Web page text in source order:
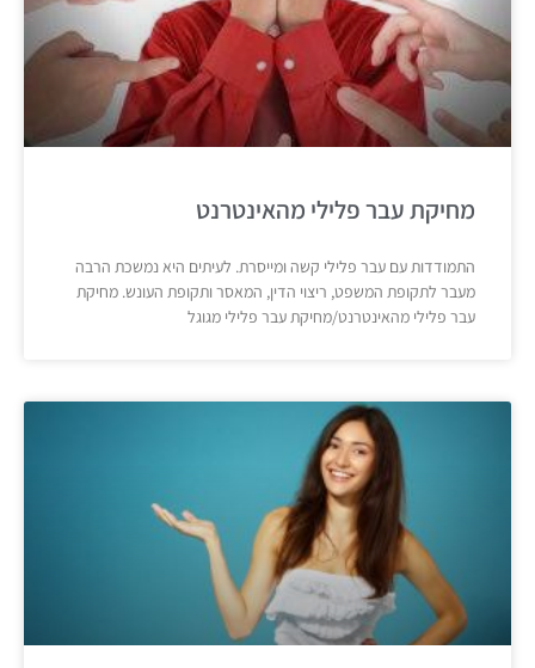
מחיקת עבר פלילי מהאינטרנט
התמודדות עם עבר פלילי קשה ומייסרת. לעיתים היא נמשכת הרבה
מעבר לתקופת המשפט, ריצוי הדין, המאסר ותקופת העונש. מחיקת
עבר פלילי מהאינטרנט/מחיקת עבר פלילי מגוגל